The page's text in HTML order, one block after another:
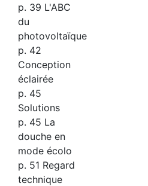
p. 39 L'ABC
du
photovoltaïque
p. 42
Conception
éclairée
p. 45
Solutions
p. 45 La
douche en
mode écolo
p. 51 Regard
technique